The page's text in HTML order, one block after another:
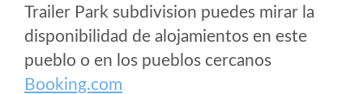
Trailer Park subdivision puedes mirar la
disponibilidad de alojamientos en este
pueblo o en los pueblos cercanos
Booking.com